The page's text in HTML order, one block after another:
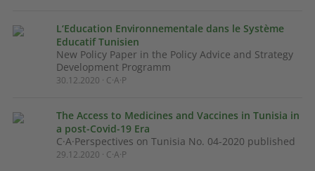
L‘Education Environnementale dans le Système
Educatif Tunisien
New Policy Paper in the Policy Advice and Strategy
Development Programm
30.12.2020 · C·A·P
The Access to Medicines and Vaccines in Tunisia in
a post-Covid-19 Era
C·A·Perspectives on Tunisia No. 04-2020 published
29.12.2020 · C·A·P